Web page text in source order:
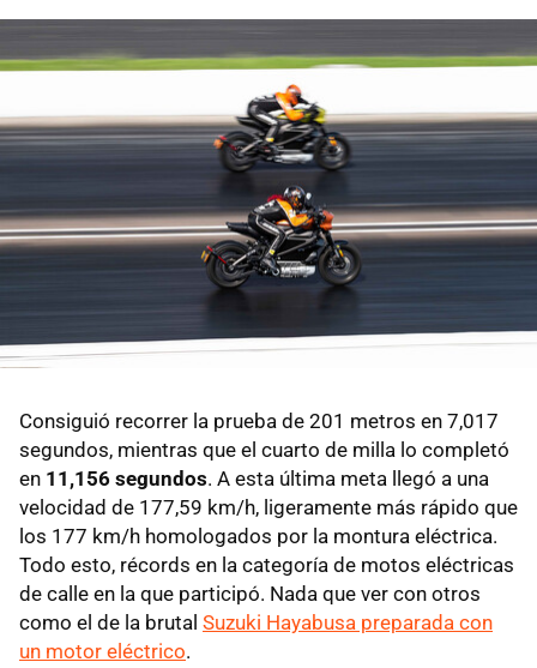
Consiguió recorrer la prueba de 201 metros en 7,017
segundos, mientras que el cuarto de milla lo completó
en 11,156 segundos. A esta última meta llegó a una
velocidad de 177,59 km/h, ligeramente más rápido que
los 177 km/h homologados por la montura eléctrica.
Todo esto, récords en la categoría de motos eléctricas
de calle en la que participó. Nada que ver con otros
como el de la brutal Suzuki Hayabusa preparada con
un motor eléctrico.